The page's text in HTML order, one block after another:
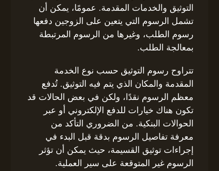
التوثيق والخدمات المقدمة. عمومًا، يمكن أن
تشمل الرسوم التي يتعين على الزوجين دفعها
رسوم الطلب، وغيرها من الرسوم المرتبطة
بمعالجة الطلب.
تتراوح رسوم التوثيق حسب نوع الخدمة
المقدمة والمكان الذي يتم فيه التوثيق. تُدفع
معظم الرسوم نقدًا، ولكن في بعض الحالات قد
تكون هناك خيارات للدفع الإلكتروني أو عبر
الحوالات البنكية. من الضروري التأكد من
معرفة تفاصيل الرسوم بدقة قبل البدء في
إجراءات توثيق القسيمة، حيث يمكن أن تؤثر
الرسوم غير المتوقعة على سير العملية.